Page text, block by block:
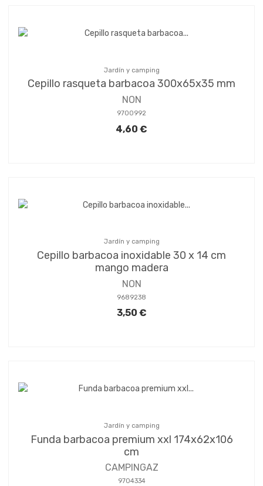
Jardín y camping
Cepillo rasqueta barbacoa 300x65x35 mm
NON
9700992
4,60 €
Jardín y camping
Cepillo barbacoa inoxidable 30 x 14 cm
mango madera
NON
9689238
3,50 €
Jardín y camping
Funda barbacoa premium xxl 174x62x106
cm
CAMPINGAZ
9704334